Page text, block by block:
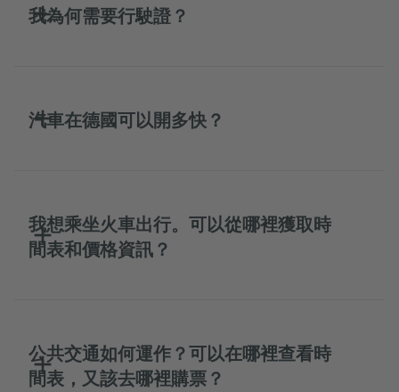
我為何需要行駛證？
汽車在德國可以開多快？
我想乘坐火車出行。可以從哪裡獲取時
間表和價格資訊？
公共交通如何運作？可以在哪裡查看時
間表，又該去哪裡購票？